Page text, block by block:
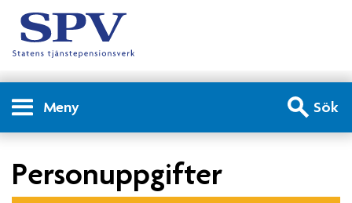
Meny Sök
Personuppgifter